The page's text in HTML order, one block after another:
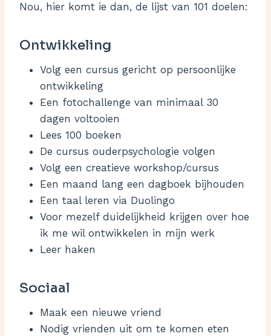
Nou, hier komt ie dan, de lijst van 101 doelen:
Ontwikkeling
Volg een cursus gericht op persoonlijke
ontwikkeling
Een fotochallenge van minimaal 30
dagen voltooien
Lees 100 boeken
De cursus ouderpsychologie volgen
Volg een creatieve workshop/cursus
Een maand lang een dagboek bijhouden
Een taal leren via Duolingo
Voor mezelf duidelijkheid krijgen over hoe
ik me wil ontwikkelen in mijn werk
Leer haken
Sociaal
Maak een nieuwe vriend
Nodig vrienden uit om te komen eten